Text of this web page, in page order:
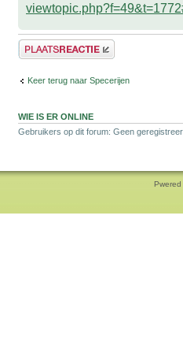
Plaats een reactie
Keer terug naar Specerijen
WIE IS ER ONLINE
Gebruikers op dit forum: Geen